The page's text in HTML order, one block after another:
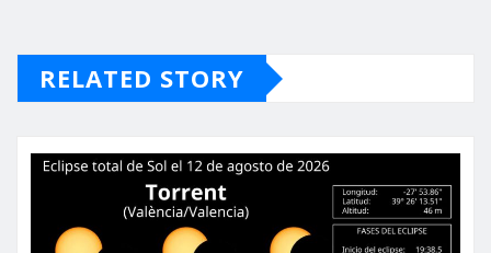
RELATED STORY